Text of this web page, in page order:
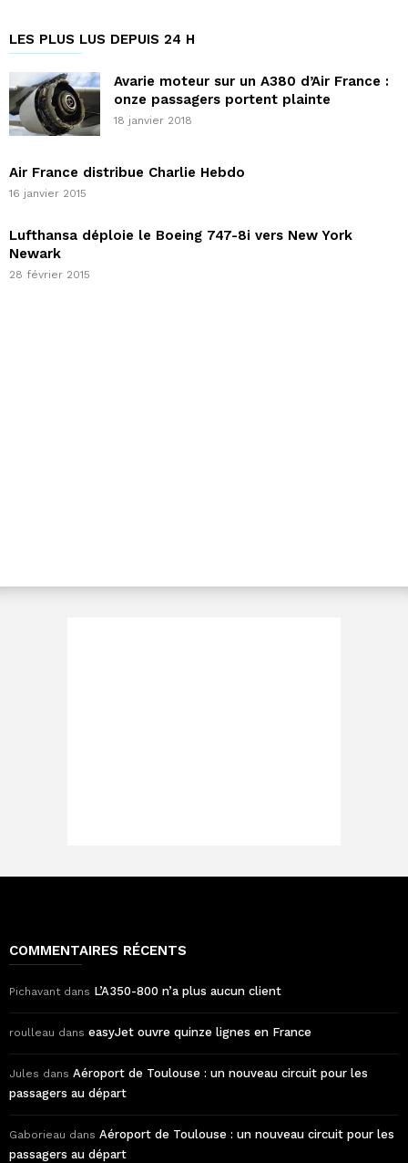
LES PLUS LUS DEPUIS 24 H
Avarie moteur sur un A380 d’Air France :
onze passagers portent plainte
18 janvier 2018
Air France distribue Charlie Hebdo
16 janvier 2015
Lufthansa déploie le Boeing 747-8i vers New York
Newark
28 février 2015
COMMENTAIRES RÉCENTS
Pichavant dans L’A350-800 n’a plus aucun client
roulleau dans easyJet ouvre quinze lignes en France
Jules dans Aéroport de Toulouse : un nouveau circuit pour les
passagers au départ
Gaborieau dans Aéroport de Toulouse : un nouveau circuit pour les
passagers au départ